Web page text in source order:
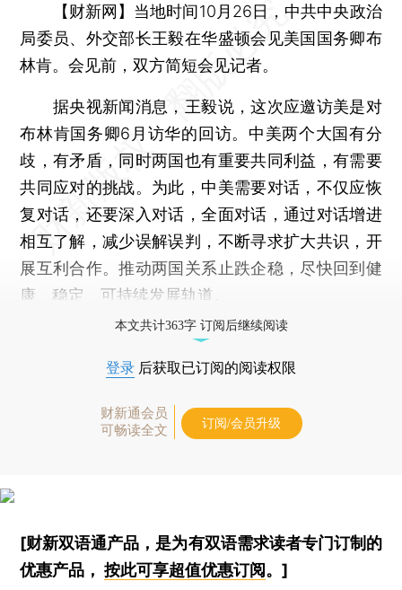
【财新网】 当地时间10月26日，中共中央政治
局委员、外交部长王毅在华盛顿会见美国国务卿布
林肯。会见前，双方简短会见记者。
据央视新闻消息，王毅说，这次应邀访美是对
布林肯国务卿6月访华的回访。中美两个大国有分
歧，有矛盾，同时两国也有重要共同利益，有需要
共同应对的挑战。为此，中美需要对话，不仅应恢
复对话，还要深入对话，全面对话，通过对话增进
相互了解，减少误解误判，不断寻求扩大共识，开
展互利合作。推动两国关系止跌企稳，尽快回到健
康、稳定、可持续发展轨道。
本文共计363字 订阅后继续阅读
登录 后获取已订阅的阅读权限
财新通会员
可畅读全文
订阅/会员升级
[财新双语通产品，是为有双语需求读者专门订制的
优惠产品，按此可享超值优惠订阅。]